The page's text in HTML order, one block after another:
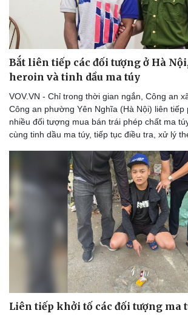
Thế giới thể thao
eSports
Hậu trường
Tư vấn
Bắt liên tiếp các đối tượng ở Hà
heroin và tinh dầu ma túy
VOV.VN - Chỉ trong thời gian ngắn, Công an
Công an phường Yên Nghĩa (Hà Nội) liên tiếp
nhiều đối tượng mua bán trái phép chất ma
cùng tinh dầu ma túy, tiếp tục điều tra, xử lý
Liên tiếp khởi tố các đối tượng ma